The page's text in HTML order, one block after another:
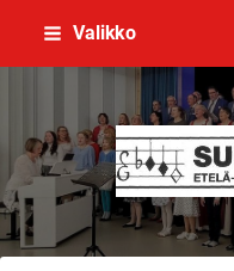
Siirry
Valikko